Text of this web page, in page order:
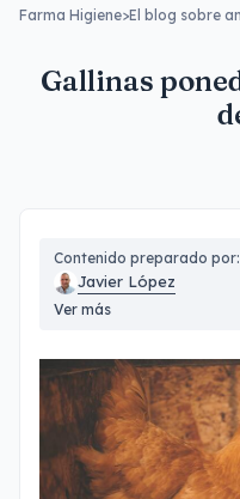
Farma Higiene>El blog sobre
Gallinas
Contenido preparado por:
Javier López
Ver más